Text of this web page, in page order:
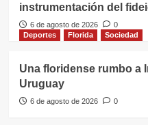
instrumentación del
6 de agosto de 2026
0
Deportes
Florida Sociedad
Una floridense rumbo a
Uruguay
6 de agosto de 2026 0